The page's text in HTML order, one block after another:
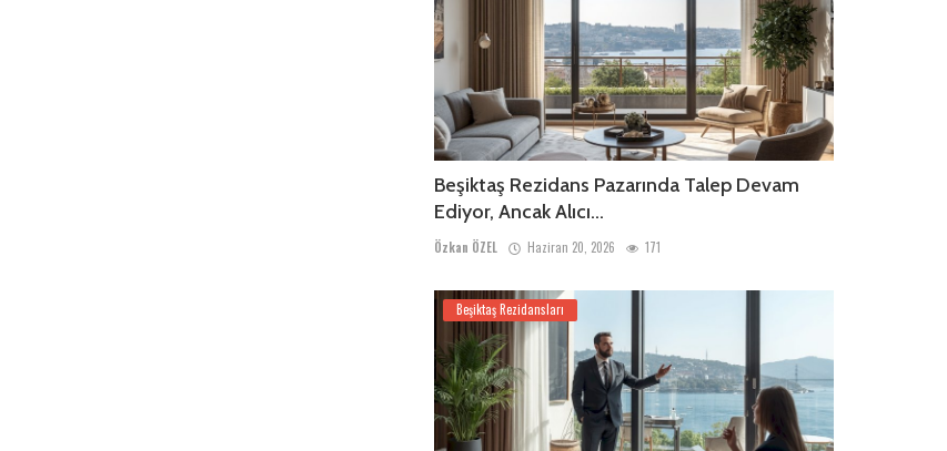
Beşiktaş Rezidans Pazarında Talep Devam
Ediyor, Ancak Alıcı...
Özkan ÖZEL Haziran 20, 2026 171
Beşiktaş Rezidansları